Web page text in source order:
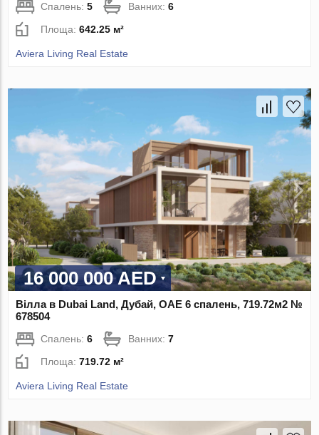
Спалень:5 Ванних:6
Площа:642.25 м²
Aviera Living Real Estate
16 000 000 AED
Вілла в Dubai Land, Дубай, ОАЕ 6 спалень, 719.72м2 №
678504
Спалень:6 Ванних:7
Площа:719.72 м²
Aviera Living Real Estate